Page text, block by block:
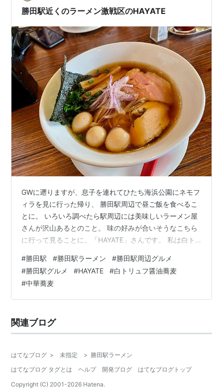
勝田駅近くのラーメン激戦区のHAYATE
GWに遡りますが、息子を連れてひたち海浜公園にネモフ
ィラを見に行った帰り、 勝田駅周辺で昼ご飯を食べるこ
とに。 いろいろ調べたら駅周辺には美味しいラーメン屋
さんが沢山あるとのこと。 味の好みが合いそうなこちら
に行って見ることに。「HAYATE」さんです。 私は白ト
トリュフって珍しい。 満席だったので食券を買って少し
待ちました。HAYATEも人気店です。 和え玉もありまし
た。でも今回はやめておきましょう。注文したラーメン
に集中。 白トリュフ醤油蕎麦が着丼。ほのかにトリュフ
油ですが、不思議な感じで…
#勝田駅 #勝田駅ラーメン #勝田駅周辺グルメ
#勝田駅グルメ #HAYATE #白トリュフ醤油蕎麦
#中華蕎麦
関連ブログ
はてなブログ > 未指定 > 勝田駅ラーメン
はてなブログ タグとは
ヘルプ 開発ブログ
はてなブログトップ
Copyright (C) 2001-2026 Hatena.